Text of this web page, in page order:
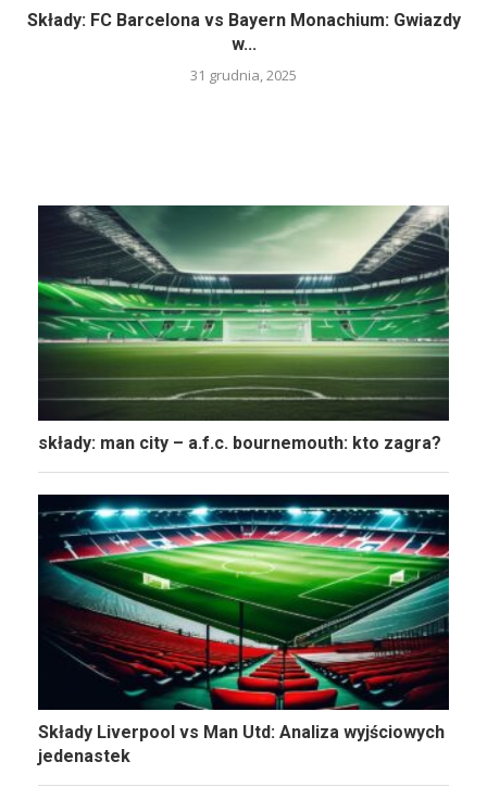
Składy: FC Barcelona vs Bayern Monachium: Gwiazdy
w...
31 grudnia, 2025
składy: man city – a.f.c. bournemouth: kto zagra?
Składy Liverpool vs Man Utd: Analiza wyjściowych
jedenastek